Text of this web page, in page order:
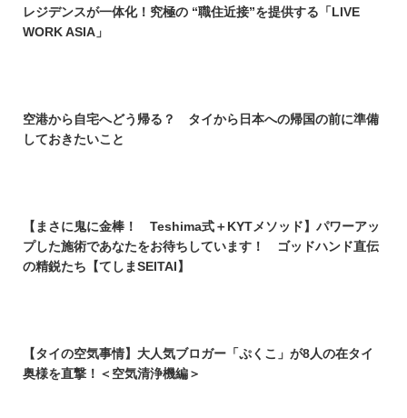
レジデンスが一体化！究極の “職住近接”を提供する「LIVE
WORK ASIA」
空港から自宅へどう帰る？ タイから日本への帰国の前に準備
しておきたいこと
【まさに鬼に金棒！ Teshima式＋KYTメソッド】パワーアッ
プした施術であなたをお待ちしています！ ゴッドハンド直伝
の精鋭たち【てしまSEITAI】
【タイの空気事情】大人気ブロガー「ぷくこ」が8人の在タイ
奥様を直撃！＜空気清浄機編＞